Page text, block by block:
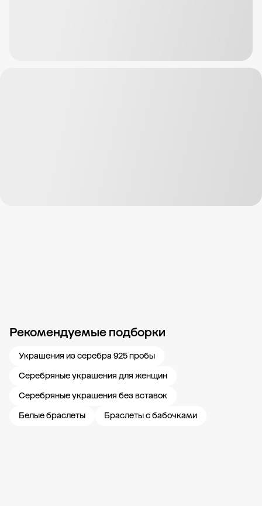
Рекомендуемые подборки
Украшения из серебра 925 пробы
Серебряные украшения для женщин
Серебряные украшения без вставок
Белые браслеты
Браслеты с бабочками
Новости компании Журнал ЗОЛОТОЙ Блог